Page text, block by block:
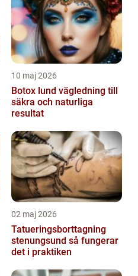
10 maj 2026
Botox lund vägledning till
säkra och naturliga
resultat
02 maj 2026
Tatueringsborttagning
stenungsund så fungerar
det i praktiken